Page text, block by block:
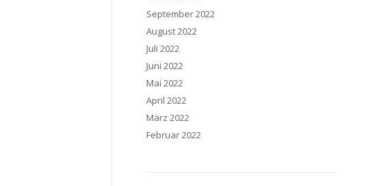
September 2022
August 2022
Juli 2022
Juni 2022
Mai 2022
April 2022
März 2022
Februar 2022